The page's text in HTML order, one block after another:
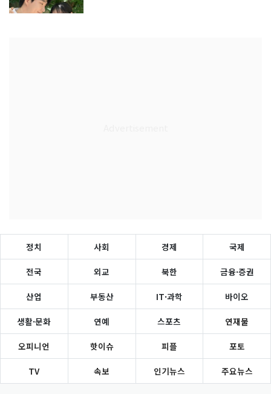
정치 사회 경제 국제
전국 외교 북한 금융·증권
산업 부동산 IT·과학 바이오
생활·문화 연예 스포츠 연재물
오피니언 핫이슈 피플 포토
TV 속보 인기뉴스 주요뉴스